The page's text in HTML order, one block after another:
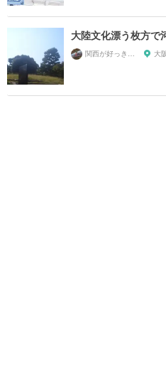
大陸文化漂う枚方で
関西が好っきゃねん 大